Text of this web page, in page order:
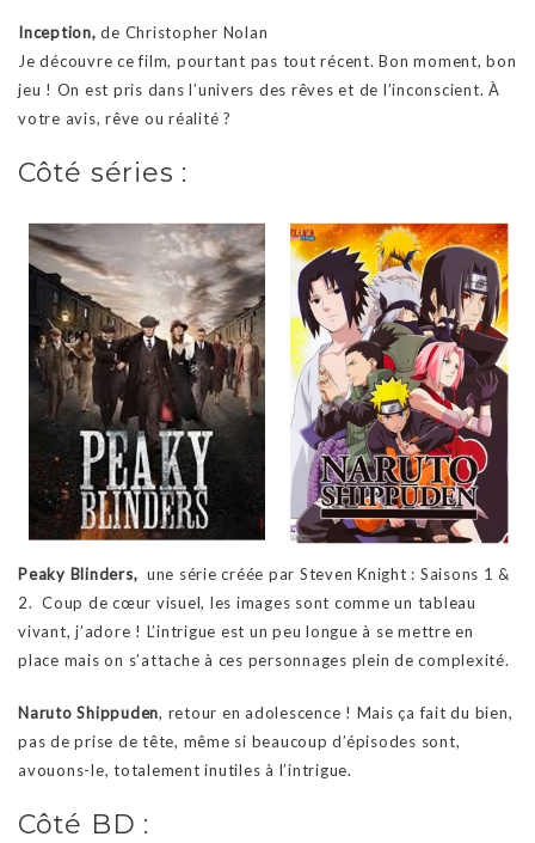
Inception,de Christopher Nolan
Je découvre ce film, pourtant pas tout récent. Bon moment, bon
jeu ! On est pris dans l’univers des rêves et de l’inconscient. À
votre avis, rêve ou réalité ?
Côté séries :
Peaky Blinders, une série créée par Steven Knight : Saisons 1 &
2. Coup de cœur visuel, les images sont comme un tableau
vivant, j’adore ! L’intrigue est un peu longue à se mettre en
place mais on s’attache à ces personnages plein de complexité.
Naruto Shippuden, retour en adolescence ! Mais ça fait du bien,
pas de prise de tête, même si beaucoup d’épisodes sont,
avouons-le, totalement inutiles à l’intrigue.
Côté BD :